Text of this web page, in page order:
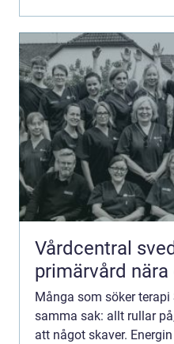
Vårdcentral svedala
primärvård nära
Många som söker
samma sak: allt rullar
att något skaver.